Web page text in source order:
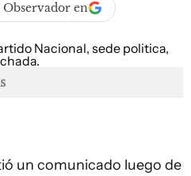
en
un comunicado luego de